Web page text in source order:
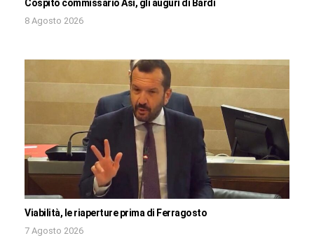
Cospito commissario Asi, gli auguri di Bardi
8 Agosto 2026
Viabilità, le riaperture prima di Ferragosto
7 Agosto 2026